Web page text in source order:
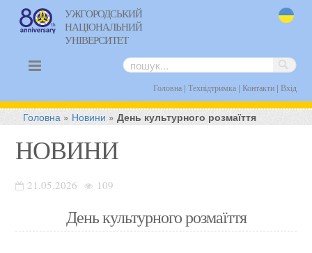
УЖГОРОДСЬКИЙ
НАЦІОНАЛЬНИЙ
УНІВЕРСИТЕТ
Головна| Техпідтримка| Контакти| Вхід
Головна » Новини »День культурного розмаїття
НОВИНИ
21.05.2026 109
День культурного розмаїття